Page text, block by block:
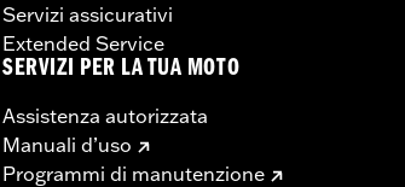
Servizi assicurativi
Extended Service
SERVIZI PER LA TUA MOTO
Assistenza autorizzata
Manuali d’uso
Programmi di manutenzione